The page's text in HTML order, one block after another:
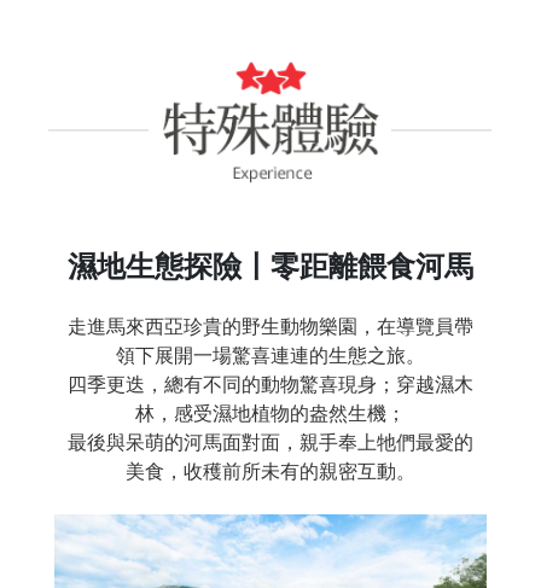
濕地生態探險〡零距離餵食河馬
走進馬來西亞珍貴的野生動物樂園，在導覽員帶
領下展開一場驚喜連連的生態之旅。
四季更迭，總有不同的動物驚喜現身；穿越濕木
林，感受濕地植物的盎然生機；
最後與呆萌的河馬面對面，親手奉上牠們最愛的
美食，收穫前所未有的親密互動。